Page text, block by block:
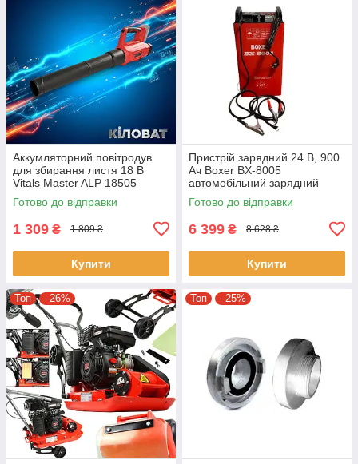
Аккумляторний повітродув
для збирання листя 18 В
Vitals Master ALP 18505
SmartLine+ садове
повітродувка для прибирання
Готово до відправки
1 309 ₴ 1 809 ₴
Купити
Пристрій зарядний 24 В, 900
Ач Boxer BX-8005
автомобільний зарядний
пристрій із затискачами
Готово до відправки
6 399 ₴ 8 628 ₴
Купити
Топ –26% Топ –25%